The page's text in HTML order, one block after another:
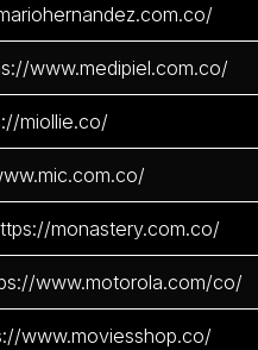
www.medipiel.com.co/
miollie.co/
monastery.com.co/
www.motorola.com/co/
www.moviesshop.co/